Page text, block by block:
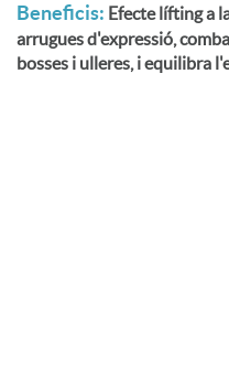
Beneficis: Efecte lífting a
arrugues d'expressió,
bosses i ulleres, i equilibra